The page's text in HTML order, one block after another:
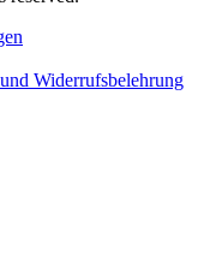
Widerrufsbelehrung